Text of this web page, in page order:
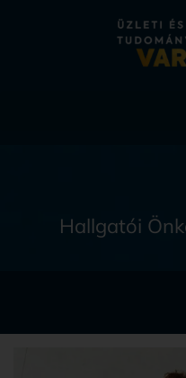
Hallgatói